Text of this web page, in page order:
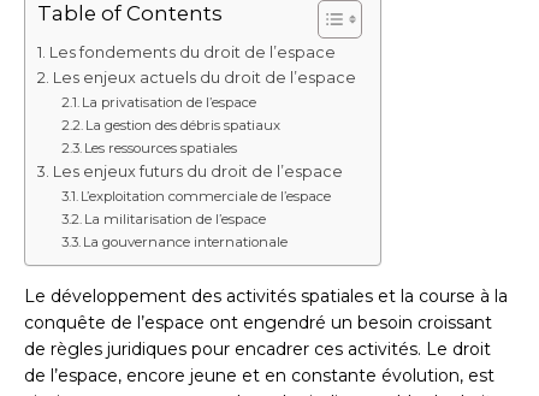
Table of Contents
Les fondements du droit de l’espace
Les enjeux actuels du droit de l’espace
La privatisation de l’espace
La gestion des débris spatiaux
Les ressources spatiales
Les enjeux futurs du droit de l’espace
L’exploitation commerciale de l’espace
La militarisation de l’espace
La gouvernance internationale
Le développement des activités spatiales et la course à la
conquête de l’espace ont engendré un besoin croissant
de règles juridiques pour encadrer ces activités. Le droit
de l’espace, encore jeune et en constante évolution, est